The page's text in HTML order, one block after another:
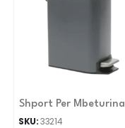
Shport Per Mbeturina
A05-T5-6L-MG
SKU:33214